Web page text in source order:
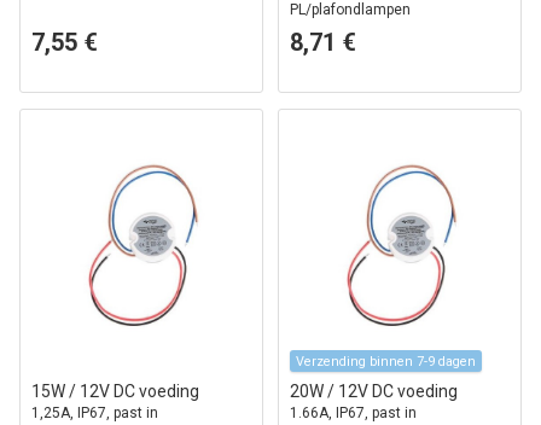
7,55 €
PL/plafondlampen
8,71 €
15W / 12V DC voeding
1,25A, IP67, past in
Verzending binnen 7-9 dagen
20W / 12V DC voeding
1.66A, IP67, past in